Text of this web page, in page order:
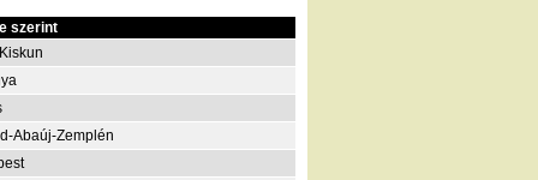
szerint
Abaúj-Zemplén